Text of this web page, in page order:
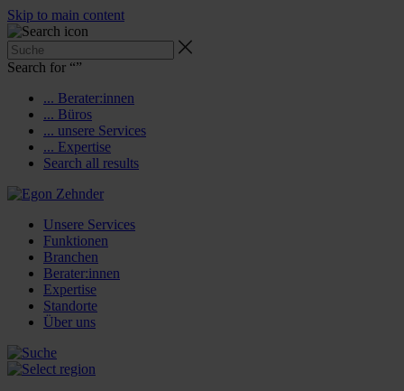
Skip to main content
Search for “”
... Berater:innen
... Büros
... unsere Services
... Expertise
Search all results
Unsere Services
Funktionen
Branchen
Berater:innen
Expertise
Standorte
Über uns